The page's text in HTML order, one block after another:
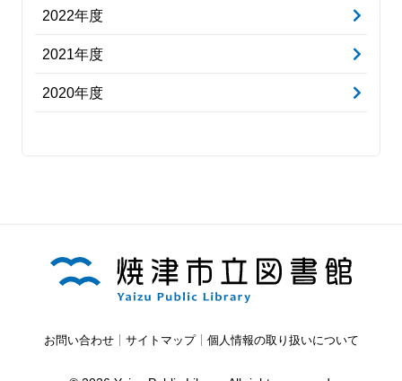
2022年度
2021年度
2020年度
お問い合わせ サイトマップ 個人情報の取り扱いについて